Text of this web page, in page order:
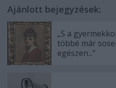
Ajánlott bejegyzések:
„S a
többé már
egészen...”